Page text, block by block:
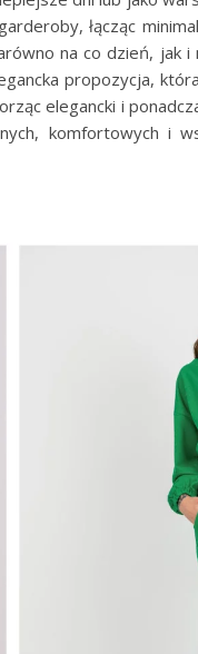
łącząc
na co dzień, jak i
propozycja,
elegancki i
komfortowych i